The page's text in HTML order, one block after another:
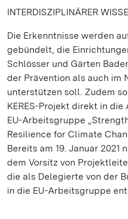
INTERDISZIPLINÄRER
Die Erkenntnisse werden
gebündelt, die
Schlösser und Gärten
der Prävention als auch im
unterstützen soll. Zudem
KERES-Projekt direkt in
EU-Arbeitsgruppe
Resilience for Climate
Bereits am 19. Januar 2021
dem Vorsitz von
die als Delegierte von der
in die EU-Arbeitsgruppe